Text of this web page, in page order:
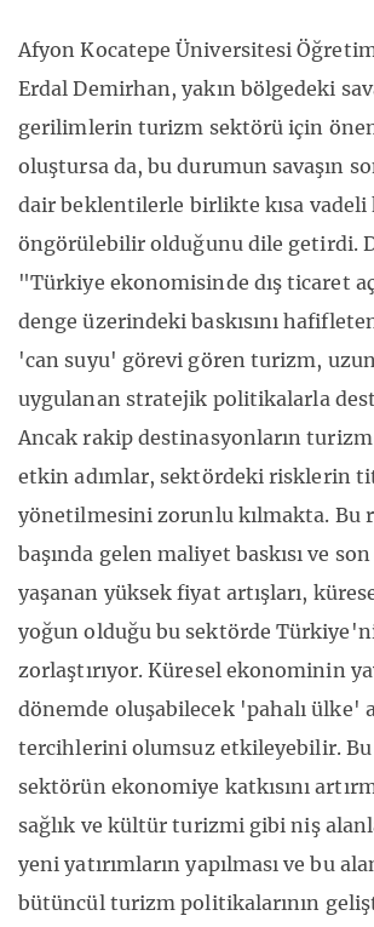
Afyon Kocatepe Üniversitesi
Erdal Demirhan, yakın bölgedeki
gerilimlerin turizm sektörü için
oluştursa da, bu durumun savaşın
dair beklentilerle birlikte kısa vadeli
öngörülebilir olduğunu dile getirdi.
"Türkiye ekonomisinde dış ticaret
denge üzerindeki baskısını
'can suyu' görevi gören turizm, uzun
uygulanan stratejik politikalarla
Ancak rakip destinasyonların turizm
etkin adımlar, sektördeki risklerin
yönetilmesini zorunlu kılmakta. Bu
başında gelen maliyet baskısı ve son
yaşanan yüksek fiyat artışları,
yoğun olduğu bu sektörde
zorlaştırıyor. Küresel ekonominin
dönemde oluşabilecek 'pahalı ülke'
tercihlerini olumsuz etkileyebilir. Bu
sektörün ekonomiye katkısını
sağlık ve kültür turizmi gibi niş
yeni yatırımların yapılması ve bu
bütüncül turizm politikalarının